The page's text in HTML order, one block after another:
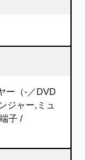
ー（-／DVD
ジャー,ミュ
子